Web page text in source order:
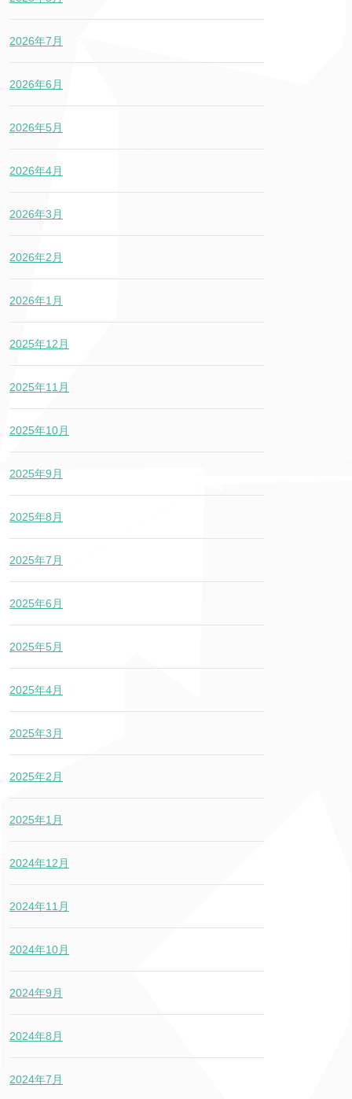
2026年7月
2026年6月
2026年5月
2026年4月
2026年3月
2026年2月
2026年1月
2025年12月
2025年11月
2025年10月
2025年9月
2025年8月
2025年7月
2025年6月
2025年5月
2025年4月
2025年3月
2025年2月
2025年1月
2024年12月
2024年11月
2024年10月
2024年9月
2024年8月
2024年7月